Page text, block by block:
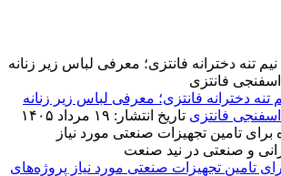
تنه دخترانه فانتزی؛ معرفی لباس زیر زنانه
فانتزی تاریخ انتشار: ۱۹ مرداد ۱۴۰۵
تامین تجهیزات صنعتی مورد نیاز پروژه‌های